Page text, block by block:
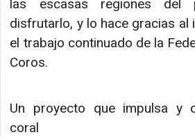
las escasas regiones del
disfrutarlo, y lo hace gracias al
el trabajo continuado de la
Coros.
Un proyecto que impulsa y
coral